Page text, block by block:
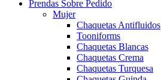
Prendas Sobre Pedido
Mujer
Chaquetas Antifluidos
Tooniforms
Chaquetas Blancas
Chaquetas Crema
Chaquetas Turquesa